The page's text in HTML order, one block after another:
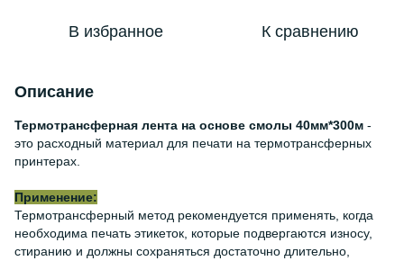
В избранное К сравнению
Описание
Термотрансферная лента на основе смолы 40мм*300м -
это расходный материал для печати на термотрансферных
принтерах.
Применение:
Термотрансферный метод рекомендуется применять, когда
необходима печать этикеток, которые подвергаются износу,
стиранию и должны сохраняться достаточно длительно,